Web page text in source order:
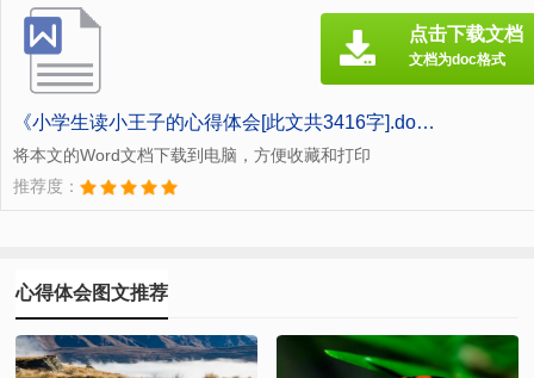
《小学生读小王子的心得体会[此文共3416字].doc》
将本文的Word文档下载到电脑，方便收藏和打印
推荐度：
点击下载文档
文档为doc格式
心得体会图文推荐